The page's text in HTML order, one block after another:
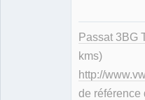
Passat 3BG
kms)
http://
de référence